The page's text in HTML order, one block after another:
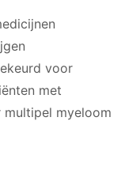
voor
met
multipel myeloom